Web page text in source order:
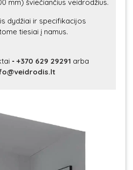
mm) šviečiančius veidrodžius.
dydžiai ir specifikacijos
tiesiai į namus.
-+370 629 29291 arba